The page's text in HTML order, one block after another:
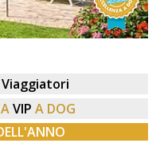
VIP A DOG